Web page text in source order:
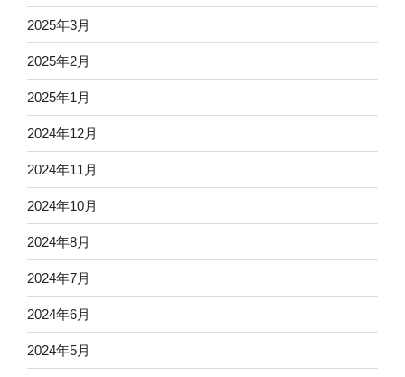
2025年3月
2025年2月
2025年1月
2024年12月
2024年11月
2024年10月
2024年8月
2024年7月
2024年6月
2024年5月